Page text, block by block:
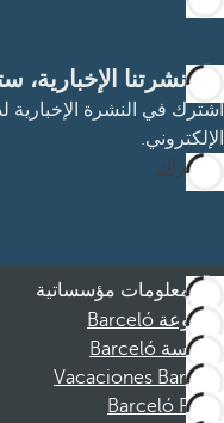
مع نشرتنا
اشترك في النشرة
الإلكتروني.
الاشتراك
معلومات مؤسساتية
مجموعة Barceló
مؤسسة Barceló
Vacaciones Barceló
Barceló Films